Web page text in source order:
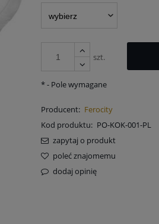
szt.
*- Pole wymagane
Producent: Ferocity
Kod produktu: PO-KOK-001-PL
zapytaj o produkt
poleć znajomemu
dodaj opinię